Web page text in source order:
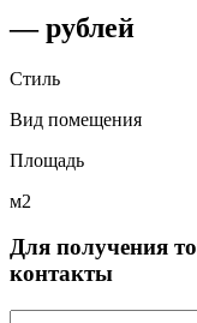
—рублей
Стиль
Вид помещения
Площадь
м2
Для получения
контакты